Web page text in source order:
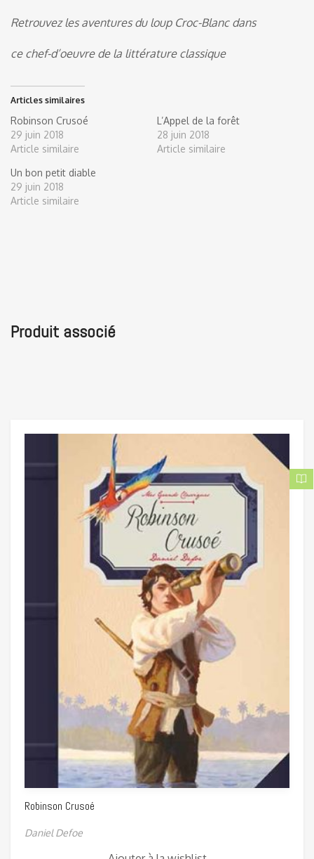
Retrouvez les aventures du loup Croc-Blanc dans
ce chef-d’oeuvre de la littérature classique
Articles similaires
Robinson Crusoé
29 juin 2018
Article similaire
L’Appel de la forêt
28 juin 2018
Article similaire
Un bon petit diable
29 juin 2018
Article similaire
Produit associé
Robinson Crusoé
Daniel Defoe